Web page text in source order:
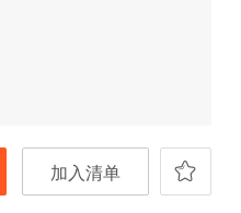
加入清单